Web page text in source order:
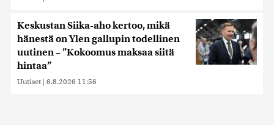
Keskustan Siika-aho kertoo, mikä
hänestä on Ylen gallupin todellinen
uutinen – ”Kokoomus maksaa siitä
hintaa”
Uutiset | 6.8.2026 11:56